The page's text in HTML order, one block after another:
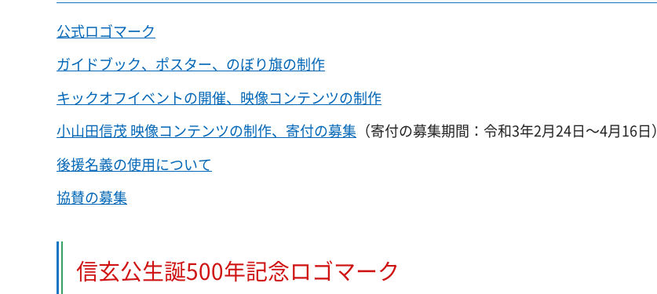
公式ロゴマーク
ガイドブック、ポスター、のぼり旗の制作
キックオフイベントの開催、映像コンテンツの制作
小山田信茂 映像コンテンツの制作、寄付の募集 （寄付の募集期間：令和3年2月24日～4月16日）
後援名義の使用について
協賛の募集
信玄公生誕500年記念ロゴマーク